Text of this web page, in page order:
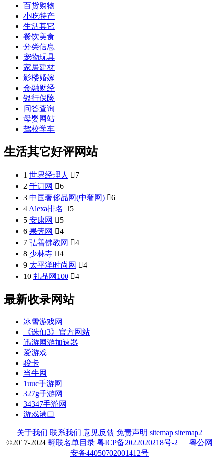
百货购物
小吃特产
生活其它
餐饮美食
分类信息
宠物玩具
家居建材
影楼婚嫁
金融财经
银行保险
问答查询
母婴网站
驾校学车
生活其它好评网站
1 世界经理人 7
2 千订网 6
3 中国奢侈品网(中奢网) 6
4 Alexa排名 5
5 安康网 5
6 果壳网 4
7 弘善佛教网 4
8 少林寺 4
9 太平洋时尚网 4
10 礼品网100 4
最新收录网站
冰雪游戏网
《诛仙3》官方网站
迅游网游加速器
爱游戏
骏卡
当牛网
1uuc手游网
327g手游网
34347手游网
游戏港口
关于我们 联系我们 意见反馈 免责声明 sitemap sitemap2
©2017-2024 翱联名单目录 粤ICP备2022020218号-2
粤公网
安备44050702001412号